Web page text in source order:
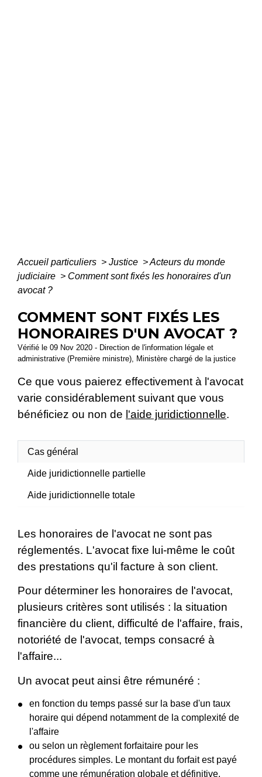
Accueil particuliers > Justice >Acteurs du monde
judiciaire > Comment sont fixés les honoraires d'un
avocat ?
COMMENT SONT FIXÉS LES
HONORAIRES D'UN AVOCAT ?
Vérifié le 09 Nov 2020 - Direction de l'information légale et
administrative (Première ministre), Ministère chargé de la justice
Ce que vous paierez effectivement à l'avocat
varie considérablement suivant que vous
bénéficiez ou non de l'aide juridictionnelle.
Cas général
Aide juridictionnelle partielle
Aide juridictionnelle totale
Les honoraires de l'avocat ne sont pas
réglementés. L'avocat fixe lui-même le coût
des prestations qu'il facture à son client.
Pour déterminer les honoraires de l'avocat,
plusieurs critères sont utilisés : la situation
financière du client, difficulté de l'affaire, frais,
notoriété de l'avocat, temps consacré à
l'affaire...
Un avocat peut ainsi être rémunéré :
en fonction du temps passé sur la base d'un taux
horaire qui dépend notamment de la complexité de
l'affaire
ou selon un règlement forfaitaire pour les
procédures simples. Le montant du forfait est payé
comme une rémunération globale et définitive.